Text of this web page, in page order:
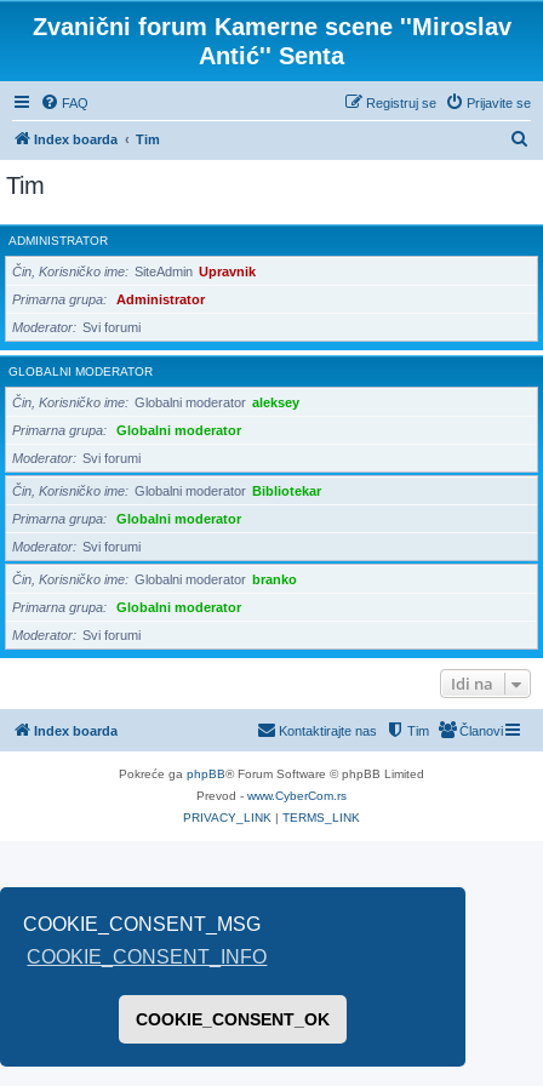
COOKIE_CONSENT_MSG
COOKIE_CONSENT_INFO
COOKIE_CONSENT_OK
Zvanični forum Kamerne scene ''Miroslav
Antić'' Senta
FAQ Prijavite se
Registruj se
Index boarda Tim
t
r
a
Tim
ADMINISTRATOR
Čin, Korisničko ime SiteAdmin Upravnik
Primarna grupa
Administrator
Moderator
Svi forumi
GLOBALNI MODERATOR
Čin, Korisničko ime Globalni moderator aleksey
Primarna grupa
Globalni moderator
Moderator
Svi forumi
Čin, Korisničko ime Globalni moderator Bibliotekar
Primarna grupa
Globalni moderator
Moderator
Svi forumi
Čin, Korisničko ime Globalni moderator branko
Primarna grupa
Globalni moderator
Moderator
Svi forumi
Idi na
Index boarda Članovi
Tim
Kontaktirajte nas
Pokreće ga phpBB® Forum Software © phpBB Limited
Prevod - www.CyberCom.rs
PRIVACY_LINK | TERMS_LINK